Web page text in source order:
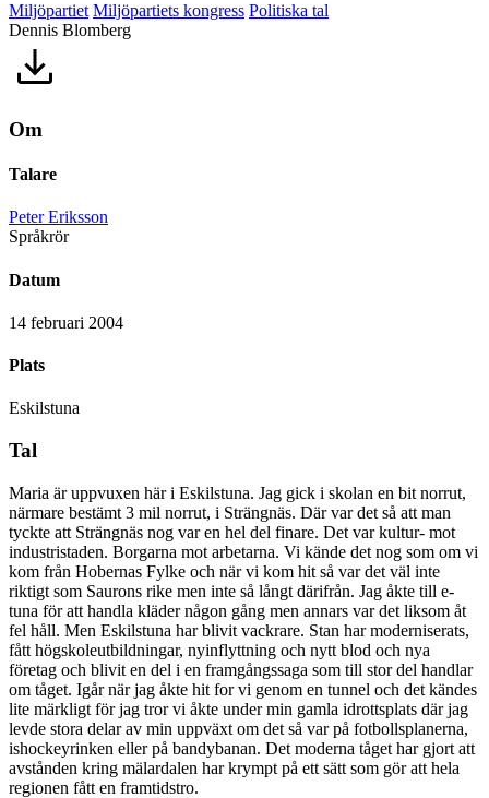
Miljöpartiet Miljöpartiets kongress Politiska tal
Dennis Blomberg
Om
Talare
Peter Eriksson
Språkrör
Datum
14 februari 2004
Plats
Eskilstuna
Tal
Maria är uppvuxen här i Eskilstuna. Jag gick i skolan en bit norrut,
närmare bestämt 3 mil norrut, i Strängnäs. Där var det så att man
tyckte att Strängnäs nog var en hel del finare. Det var kultur- mot
industristaden. Borgarna mot arbetarna. Vi kände det nog som om vi
kom från Hobernas Fylke och när vi kom hit så var det väl inte
riktigt som Saurons rike men inte så långt därifrån. Jag åkte till e-
tuna för att handla kläder någon gång men annars var det liksom åt
fel håll. Men Eskilstuna har blivit vackrare. Stan har moderniserats,
fått högskoleutbildningar, nyinflyttning och nytt blod och nya
företag och blivit en del i en framgångssaga som till stor del handlar
om tåget. Igår när jag åkte hit for vi genom en tunnel och det kändes
lite märkligt för jag tror vi åkte under min gamla idrottsplats där jag
levde stora delar av min uppväxt om det så var på fotbollsplanerna,
ishockeyrinken eller på bandybanan. Det moderna tåget har gjort att
avstånden kring mälardalen har krympt på ett sätt som gör att hela
regionen fått en framtidstro.